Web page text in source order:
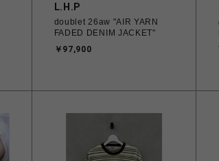
L.H.P
doublet 26aw "AIR YARN
FADED DENIM JACKET"
￥97,900